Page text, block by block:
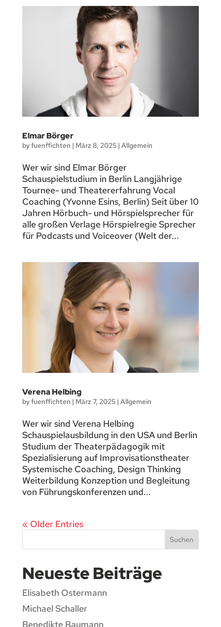
Elmar Börger
byfuenffichten | März 8, 2025| Allgemein
Wer wir sind Elmar Börger
Schauspielstudium in Berlin Langjährige
Tournee- und Theatererfahrung Vocal
Coaching (Yvonne Esins, Berlin) Seit über 10
Jahren Hörbuch- und Hörspielsprecher für
alle großen Verlage Hörspielregie Sprecher
für Podcasts und Voiceover (Welt der...
Verena Helbing
byfuenffichten | März 7, 2025| Allgemein
Wer wir sind Verena Helbing
Schauspielausbildung in den USA und Berlin
Studium der Theaterpädagogik mit
Spezialisierung auf Improvisationstheater
Systemische Coaching, Design Thinking
Weiterbildung Konzeption und Begleitung
von Führungskonferenzen und...
« Older Entries
Suchen
Neueste Beiträge
Elisabeth Ostermann
Michael Schaller
Benedikte Baumann